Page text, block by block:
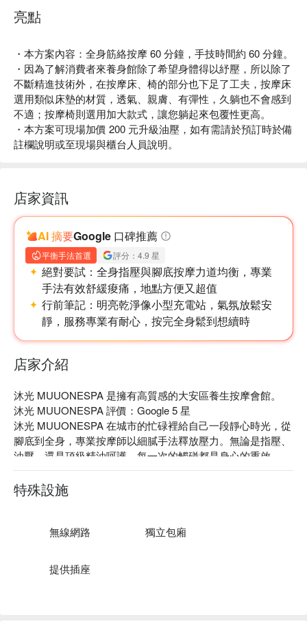
亮點
・本方案內容：全身筋絡按摩 60 分鐘，手技時間約 60 分鐘。
・因為了解消費者來養身館除了希望身體得以紓壓，所以除了
不斷精進技術外，在按摩床、椅的部分也下足了工夫，按摩床
選用類似床墊的材質，透氣、親膚、有彈性，久躺也不會感到
不適；按摩椅則選用加大款式，讓您躺起來包覆性更高。
・本方案可現場加價 200 元升級油壓，如有需請於預訂時於備
註欄說明或至現場與櫃台人員說明。
店家資訊
AI 摘要Google 口碑推薦
平衡手法首選 評分：4.9 星
絕對要試： 全身指壓與腳底按摩力道均衡，專業
手法有效舒緩痠痛，地點方便又超值
行前筆記： 明亮乾淨像小型充電站，氣氛放鬆安
靜，服務專業有耐心，按完全身鬆到想續時
店家介紹
沐光 MUUONESPA 是擁有高質感的大安區養生按摩會館。
沐光 MUUONESPA 評價：Google 5 星
沐光 MUUONESPA 在城市的忙碌裡給自己一段靜心時光，從
腳底到全身，專業按摩師以細膩手法釋放壓力。無論是指壓、
油壓，還是頂級精油呵護。每一次的觸碰都是身心的重啟。
沐光 MUUONESPA 預約、沐光 MUUONESPA 價格、沐光
MUUONESPA 優惠立刻查看⬇︎
特殊設施
無線網路 獨立包廂
提供插座